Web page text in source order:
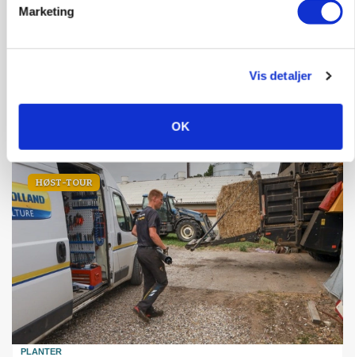
Marketing
Vis detaljer
OK
Leder til klimastald
9670, Løgstør 03. aug.
HØST-TOUR
PLANTER